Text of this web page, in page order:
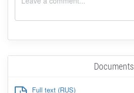
Documents
Full text (RUS)